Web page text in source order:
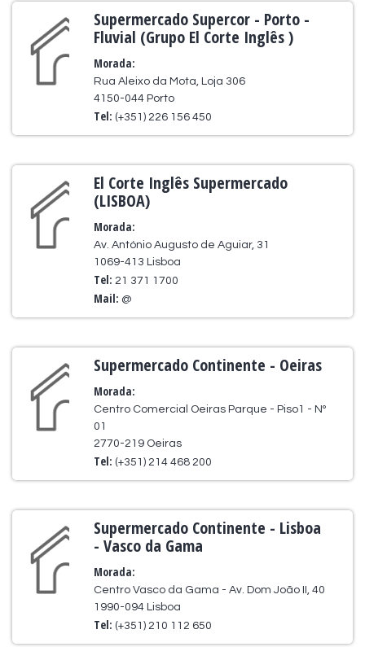
Supermercado Supercor - Porto -
Fluvial (Grupo El Corte Inglês )
Morada:
Rua Aleixo da Mota, Loja 306
4150-044 Porto
Tel: (+351) 226 156 450
El Corte Inglês Supermercado
(LISBOA)
Morada:
Av. António Augusto de Aguiar, 31
1069-413 Lisboa
Tel: 21 371 1700
Mail: @
Supermercado Continente - Oeiras
Morada:
Centro Comercial Oeiras Parque - Piso1 - Nº
01
2770-219 Oeiras
Tel: (+351) 214 468 200
Supermercado Continente - Lisboa
- Vasco da Gama
Morada:
Centro Vasco da Gama - Av. Dom João II, 40
1990-094 Lisboa
Tel: (+351) 210 112 650